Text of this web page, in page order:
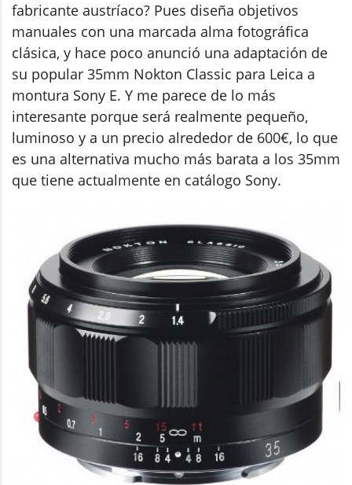
fabricante austríaco? Pues diseña objetivos
manuales con una marcada alma fotográfica
clásica, y hace poco anunció una adaptación de
su popular 35mm Nokton Classic para Leica a
montura Sony E. Y me parece de lo más
interesante porque será realmente pequeño,
luminoso y a un precio alrededor de 600€, lo que
es una alternativa mucho más barata a los 35mm
que tiene actualmente en catálogo Sony.